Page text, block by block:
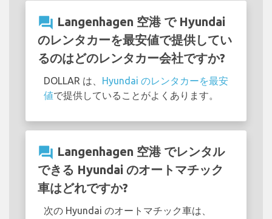
question_answer Langenhagen 空港 で Hyundai
のレンタカーを最安値で提供してい
るのはどのレンタカー会社ですか?
DOLLAR は、 Hyundai のレンタカーを最安
値で提供していることがよくあります。
question_answer Langenhagen 空港 でレンタル
できる Hyundai のオートマチック
車はどれですか?
次の Hyundai のオートマチック車は、